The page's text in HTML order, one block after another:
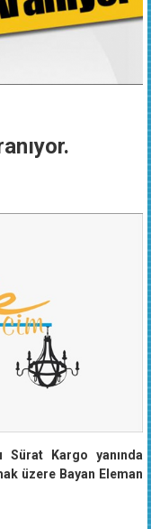
Sürat Kargo yanında
üzere Bayan Eleman